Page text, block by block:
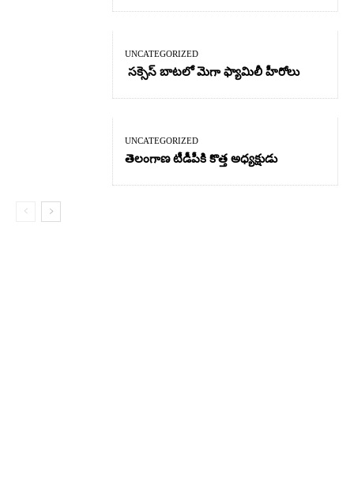
UNCATEGORIZED
సక్సెస్ బాటలో మెగా ఫ్యామిలీ హీరోలు
UNCATEGORIZED
తెలంగాణ టీడీపీకి కొత్త అధ్యక్షుడు